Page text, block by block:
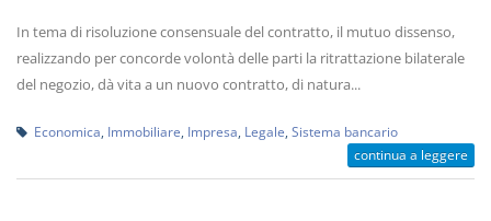
In tema di risoluzione consensuale del contratto, il mutuo dissenso,
realizzando per concorde volontà delle parti la ritrattazione bilaterale
del negozio, dà vita a un nuovo contratto, di natura...
Economica Immobiliare Impresa Legale Sistema bancario
continua a leggere